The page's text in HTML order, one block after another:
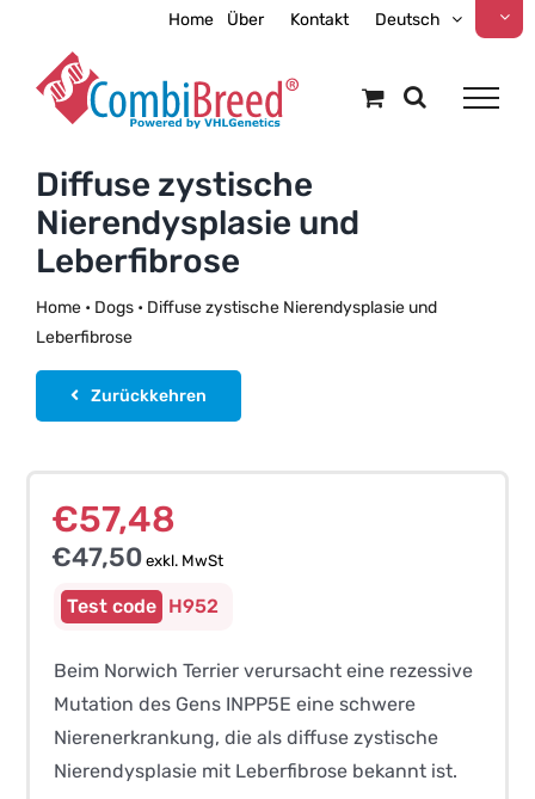
springen
Home Über Kontakt Deutsch
Diffuse zystische
Nierendysplasie und
Leberfibrose
Home• Dogs• Diffuse zystische Nierendysplasie und
Leberfibrose
Zurückkehren
€57,48
€47,50exkl. MwSt
H952
Beim Norwich Terrier verursacht eine rezessive
Mutation des Gens INPP5E eine schwere
Nierenerkrankung, die als diffuse zystische
Nierendysplasie mit Leberfibrose bekannt ist.